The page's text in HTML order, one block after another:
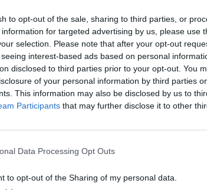
to opt-out of the sale, sharing to third parties, or
for targeted advertising by us, please use
selection. Please note that after your opt-out
interest-based ads based on personal
disclosed to third parties prior to your opt-out. You
of your personal information by third parties
This information may also be disclosed by us to
Participants that may further disclose it to other
Data Processing Opt Outs
to opt-out of the Sharing of my personal data.
Po „Telegram“ įkūrėjo
arešto platforma
turinio atžvilgiu
Rusija